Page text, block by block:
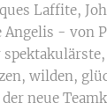
Laffite,
- von
wilden,
neue